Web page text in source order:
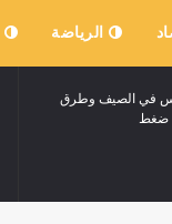
الرياضة
القطارات